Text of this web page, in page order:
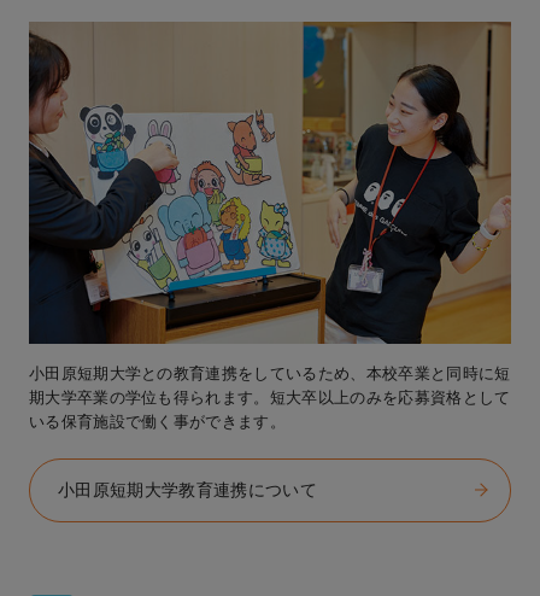
小田原短期大学との教育連携をしているため、本校卒業と同時に短
期大学卒業の学位も得られます。短大卒以上のみを応募資格として
いる保育施設で働く事ができます。
小田原短期大学教育連携について